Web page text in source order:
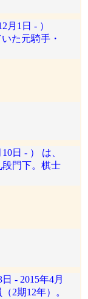
月1日 - ）
た元騎手・
日 - ） は、
門下。棋士
- 2015年4月
2期12年）。